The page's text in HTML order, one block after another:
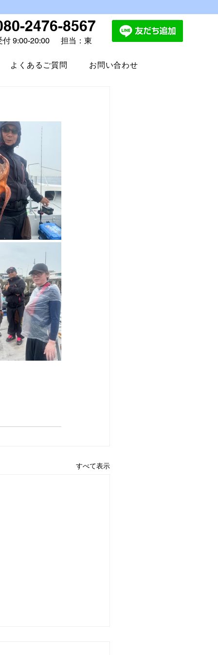
2476-8567
担当：東
付 9:00-20:00
よくあるご質問 お問い合わせ
すべて表示